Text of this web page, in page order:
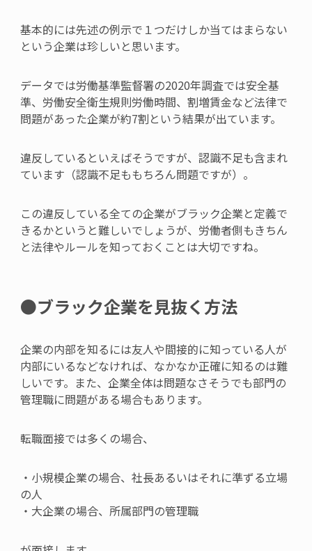
基本的には先述の例示で１つだけしか当てはまらない
という企業は珍しいと思います。
データでは労働基準監督署の2020年調査では安全基
準、労働安全衛生規則労働時間、割増賃金など法律で
問題があった企業が約7割という結果が出ています。
違反しているといえばそうですが、認識不足も含まれ
ています（認識不足ももちろん問題ですが）。
この違反している全ての企業がブラック企業と定義で
きるかというと難しいでしょうが、労働者側もきちん
と法律やルールを知っておくことは大切ですね。
●ブラック企業を見抜く方法
企業の内部を知るには友人や間接的に知っている人が
内部にいるなどなければ、なかなか正確に知るのは難
しいです。また、企業全体は問題なさそうでも部門の
管理職に問題がある場合もあります。
転職面接では多くの場合、
・小規模企業の場合、社長あるいはそれに準ずる立場
の人
・大企業の場合、所属部門の管理職